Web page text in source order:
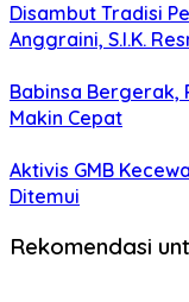
Disambut Tradisi
Anggraini, S.I.K.
Babinsa Bergerak,
Makin Cepat
Aktivis GMB
Ditemui
Rekomendasi